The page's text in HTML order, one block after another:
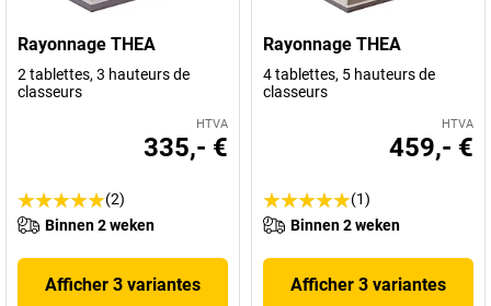
Rayonnage THEA
2 tablettes, 3 hauteurs de
classeurs
HTVA
335,- €
(2)
Binnen 2 weken
Afficher 3 variantes
Rayonnage THEA
4 tablettes, 5 hauteurs de
classeurs
HTVA
459,- €
(1)
Binnen 2 weken
Afficher 3 variantes